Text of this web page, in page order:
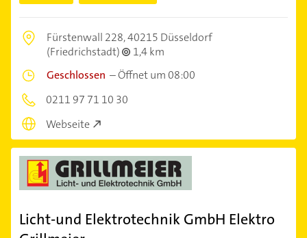
Fürstenwall 228,40215 Düsseldorf
(Friedrichstadt)
1,4 km
Geschlossen –Öffnet um 08:00
0211 97 71 10 30
Webseite
Licht-und Elektrotechnik GmbH Elektro